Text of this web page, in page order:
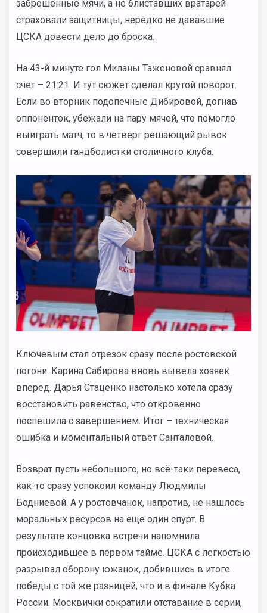
заброшенные мячи, а не блиставших вратарей
страховали защитницы, нередко не дававшие
ЦСКА довести дело до броска.
На 43-й минуте гол Миланы Таженовой сравнял
счет – 21:21. И тут сюжет сделал крутой поворот.
Если во вторник подопечные Дибировой, догнав
оппоненток, убежали на пару мячей, что помогло
выиграть матч, то в четверг решающий рывок
совершили гандболистки столичного клуба.
Ключевым стал отрезок сразу после ростовской
погони. Карина Сабирова вновь вывела хозяек
вперед. Дарья Стаценко настолько хотела сразу
восстановить равенство, что откровенно
поспешила с завершением. Итог – техническая
ошибка и моментальный ответ Санталовой.
Возврат пусть небольшого, но всё-таки перевеса,
как-то сразу успокоил команду Людмилы
Бодниевой. А у ростовчанок, напротив, не нашлось
моральных ресурсов на еще один спурт. В
результате концовка встречи напомнила
происходившее в первом тайме. ЦСКА с легкостью
разрывал оборону южанок, добившись в итоге
победы с той же разницей, что и в финале Кубка
России. Москвички сократили отставание в серии,